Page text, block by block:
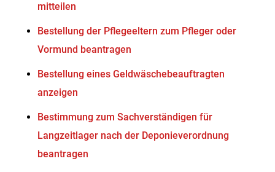
mitteilen
Bestellung der Pflegeeltern zum Pfleger oder
Vormund beantragen
Bestellung eines Geldwäschebeauftragten
anzeigen
Bestimmung zum Sachverständigen für
Langzeitlager nach der Deponieverordnung
beantragen